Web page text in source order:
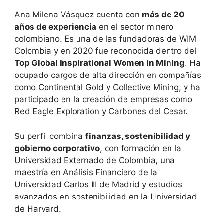
Ana Milena Vásquez cuenta con más de 20
años de experiencia en el sector minero
colombiano. Es una de las fundadoras de WIM
Colombia y en 2020 fue reconocida dentro del
Top Global Inspirational Women in Mining. Ha
ocupado cargos de alta dirección en compañías
como Continental Gold y Collective Mining, y ha
participado en la creación de empresas como
Red Eagle Exploration y Carbones del Cesar.
Su perfil combina finanzas, sostenibilidad y
gobierno corporativo, con formación en la
Universidad Externado de Colombia, una
maestría en Análisis Financiero de la
Universidad Carlos III de Madrid y estudios
avanzados en sostenibilidad en la Universidad
de Harvard.